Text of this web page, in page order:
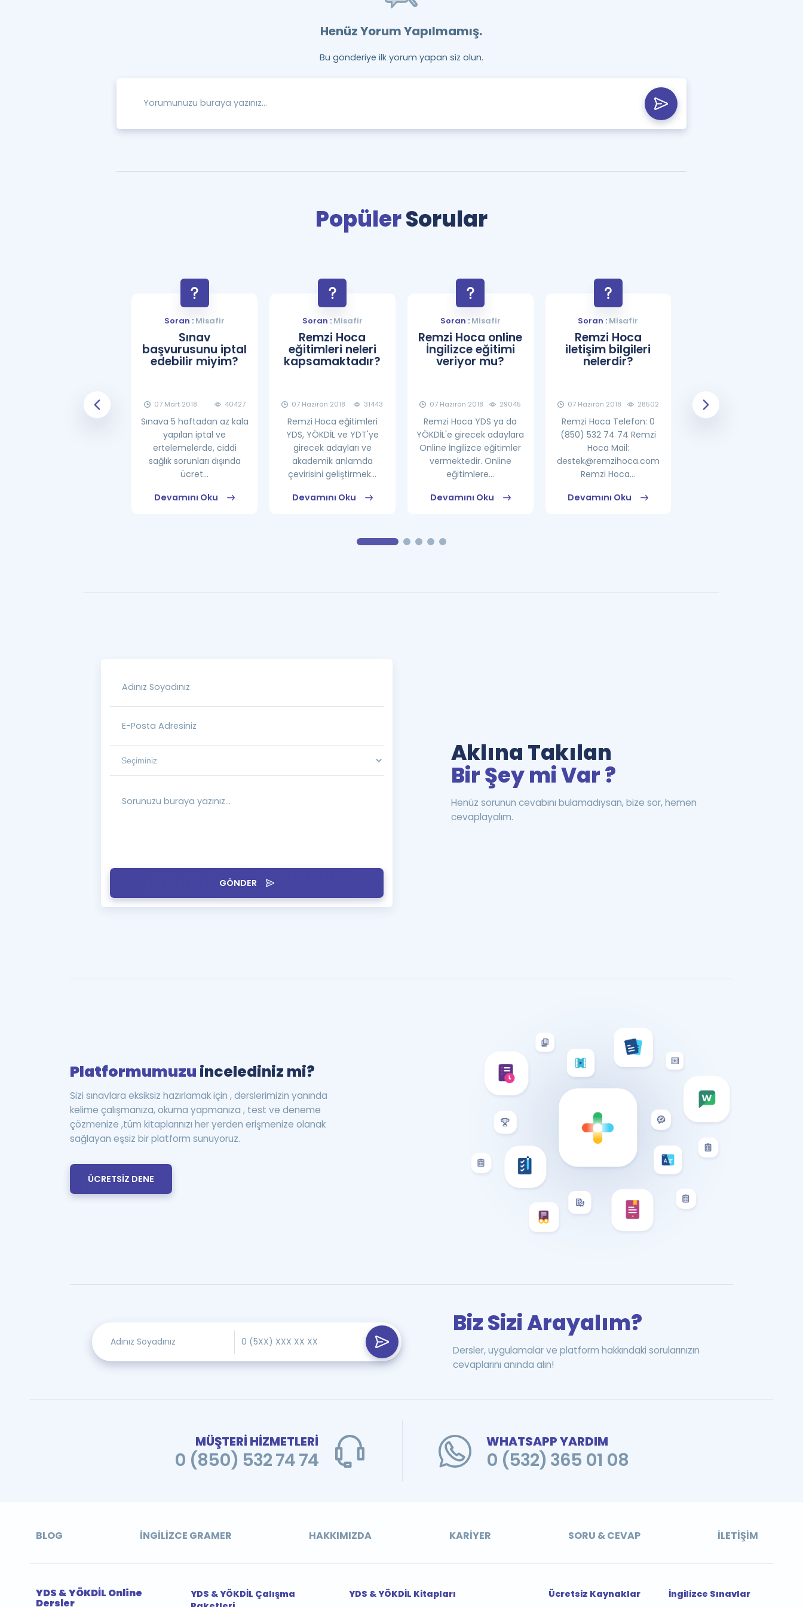
Henüz Yorum Yapılmamış.
Bu gönderiye ilk yorum yapan siz olun.
PopülerSorular
25865
Soran : Misafir
Sınav
başvurusunu iptal
edebilir miyim?
07 Mart 2018 40427
Sınava 5 haftadan az kala
yapılan iptal ve
ertelemelerde, ciddi
sağlık sorunları dışında
ücret...
Devamını Oku
Soran :Misafir
Remzi Hoca
eğitimleri neleri
kapsamaktadır?
07 Haziran 2018 31443
Remzi Hoca eğitimleri
YDS, YÖKDİL ve YDT'ye
girecek adayları ve
akademik anlamda
çevirisini geliştirmek...
Devamını Oku
Soran :Misafir
Remzi Hoca online
İngilizce eğitimi
veriyor mu?
07 Haziran 2018 29045
Remzi Hoca YDS ya da
YÖKDİL'e girecek adaylara
Online İngilizce eğitimler
vermektedir. Online
eğitimlere...
Devamını Oku
Soran : Misafir
Remzi Hoca
iletişim bilgileri
nelerdir?
07 Haziran 2018 28502
Remzi Hoca Telefon: 0
(850) 532 74 74 Remzi
Hoca Mail:
destek@remzihoca.com
Remzi Hoca...
Devamını Oku
08 Haziran 2018
GÖNDER
Aklına Takılan
Bir Şey mi Var ?
Henüz sorunun cevabını bulamadıysan, bize sor, hemen
cevaplayalım.
Platformumuzu incelediniz mi?
Sizi sınavlara eksiksiz hazırlamak için , derslerimizin yanında
kelime çalışmanıza, okuma yapmanıza , test ve deneme
çözmenize ,tüm kitaplarınızı her yerden erişmenize olanak
sağlayan eşsiz bir platform sunuyoruz.
ÜCRETSİZ DENE
Biz Sizi Arayalım?
Dersler, uygulamalar ve platform hakkındaki sorularınızın
cevaplarını anında alın!
MÜŞTERİ HİZMETLERİ
0 (850) 532 74 74
WHATSAPP YARDIM
0 (532) 365 01 08
BLOG İNGILIZCE GRAMER HAKKIMIZDA KARIYER SORU & CEVAP İLETIŞIM
YDS & YÖKDİL Online
Dersler
YDS & YÖKDİL Çalışma
YDS & YÖKDİL Kitapları Ücretsiz Kaynaklar İngilizce Sınavlar